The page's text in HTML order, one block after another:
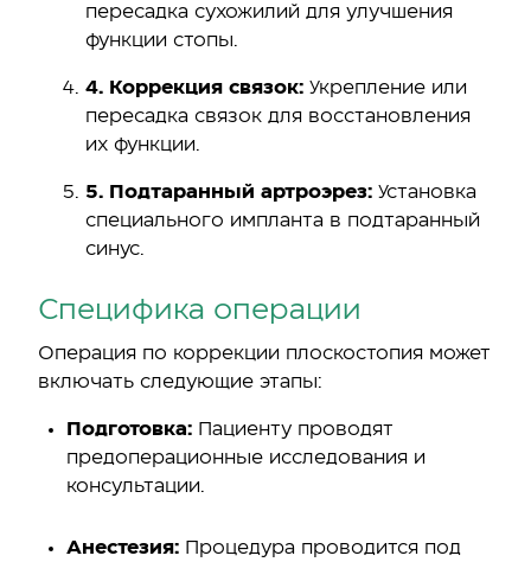
пересадка сухожилий для улучшения
функции стопы.
4. Коррекция связок: Укрепление или
пересадка связок для восстановления
их функции.
5. Подтаранный артроэрез: Установка
специального импланта в подтаранный
синус.
Специфика операции
Операция по коррекции плоскостопия может
включать следующие этапы:
Подготовка: Пациенту проводят
предоперационные исследования и
консультации.
Анестезия: Процедура проводится под